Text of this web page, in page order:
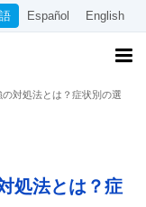
Español English
対処法とは？症状別の選
処法とは？症